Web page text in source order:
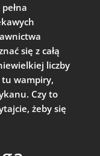
się z całą
liczby
wampiry,
Czy to
żeby się